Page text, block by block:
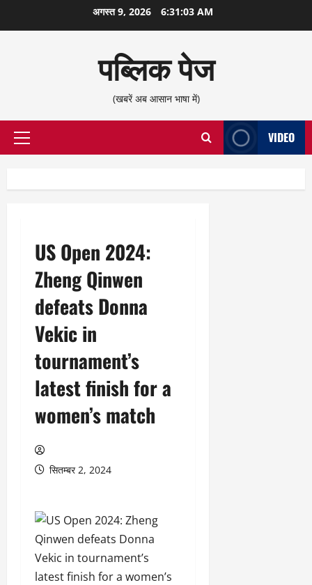
सामग्री
अगस्त 9, 2026 6:31:04 AM
पब्लिक पेज
(खबरें अब आसान भाषा में)
प्राथमिक
VIDEO
US Open 2024:
Zheng Qinwen
defeats Donna
Vekic in
tournament’s
latest finish for a
women’s match
सितम्बर 2, 2024